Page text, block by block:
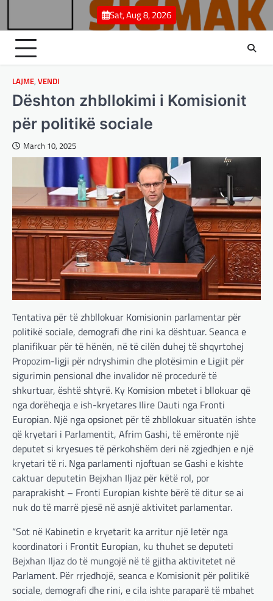
content
Sat, Aug 8, 2026
LAJME, VENDI
Dështon zhbllokimi i Komisionit
për politikë sociale
March 10, 2025
Tentativa për të zhbllokuar Komisionin parlamentar për
politikë sociale, demografi dhe rini ka dështuar. Seanca e
planifikuar për të hënën, në të cilën duhej të shqyrtohej
Propozim-ligji për ndryshimin dhe plotësimin e Ligjit për
sigurimin pensional dhe invalidor në procedurë të
shkurtuar, është shtyrë. Ky Komision mbetet i bllokuar që
nga dorëheqja e ish-kryetares Ilire Dauti nga Fronti
Europian. Një nga opsionet për të zhbllokuar situatën ishte
që kryetari i Parlamentit, Afrim Gashi, të emëronte një
deputet si kryesues të përkohshëm deri në zgjedhjen e një
kryetari të ri. Nga parlamenti njoftuan se Gashi e kishte
caktuar deputetin Bejxhan Iljaz për këtë rol, por
paraprakisht – Fronti Europian kishte bërë të ditur se ai
nuk do të marrë pjesë në asnjë aktivitet parlamentar.
“Sot në Kabinetin e kryetarit ka arritur një letër nga
koordinatori i Frontit Europian, ku thuhet se deputeti
Bejxhan Iljaz do të mungojë në të gjitha aktivitetet në
Parlament. Për rrjedhojë, seanca e Komisionit për politikë
sociale, demografi dhe rini, e cila ishte paraparë të mbahet